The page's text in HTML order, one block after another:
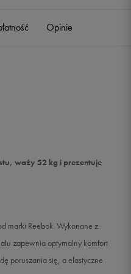
Opinie
waży 52 kg i prezentuje
marki Reebok. Wykonane z
zapewnia optymalny komfort
poruszania się, a elastyczne